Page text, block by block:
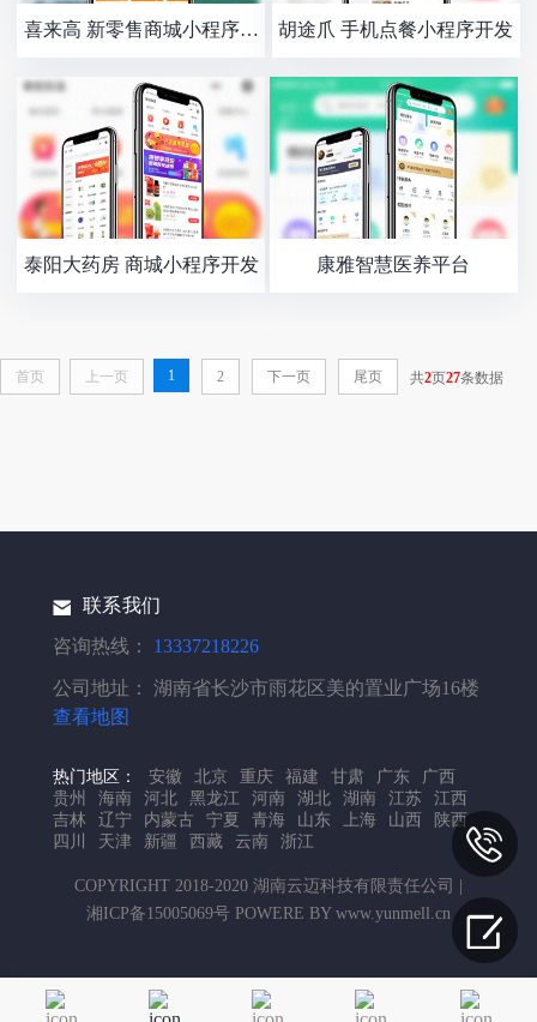
喜来高 新零售商城小程序开
发
胡途爪 手机点餐小程序开发
泰阳大药房 商城小程序开发 康雅智慧医养平台
首页 上一页 1 2 下一页 尾页 共2页27条数据
联系我们
咨询热线：
13337218226
公司地址：
湖南省长沙市雨花区美的置业广场16楼
查看地图
热门地区： 安徽 北京 重庆 福建 甘肃 广东
广西
贵州
海南 河北 黑龙江 河南 湖北 湖南 江苏
江西
吉林
辽宁 内蒙古 宁夏 青海 山东 上海 山西
陕西
四川
天津 新疆 西藏 云南 浙江
COPYRIGHT 2018-2020 湖南云迈科技有限责任公司 |
湘ICP备15005069号 POWERE BY www.yunmell.cn